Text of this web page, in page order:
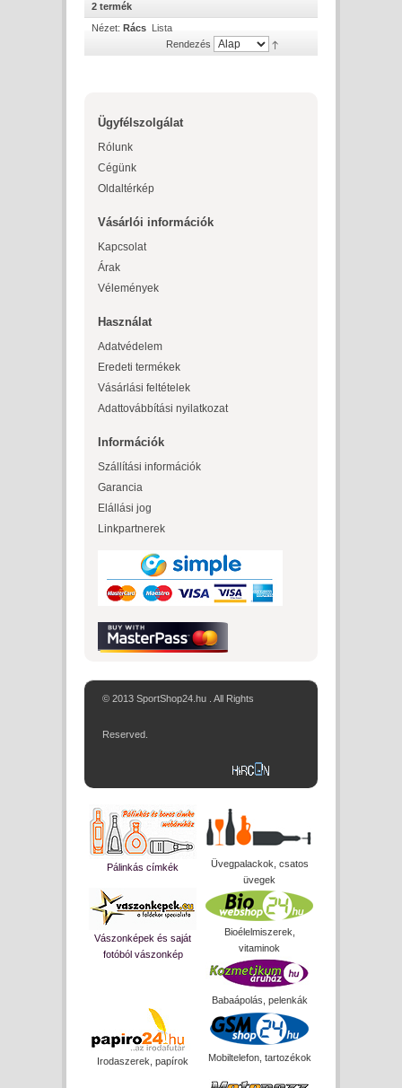
2 termék
Nézet: Rács Lista
Rendezés
Ügyfélszolgálat
Rólunk
Cégünk
Oldaltérkép
Vásárlói információk
Kapcsolat
Árak
Vélemények
Használat
Adatvédelem
Eredeti termékek
Vásárlási feltételek
Adattovábbítási nyilatkozat
Információk
Szállítási információk
Garancia
Elállási jog
Linkpartnerek
© 2013 SportShop24.hu . All Rights
Reserved.
Pálinkás címkék
Üvegpalackok, csatos
üvegek
Vászonképek és saját
fotóból vászonkép
Bioélelmiszerek,
vitaminok
Babaápolás, pelenkák
Irodaszerek, papírok Mobiltelefon, tartozékok